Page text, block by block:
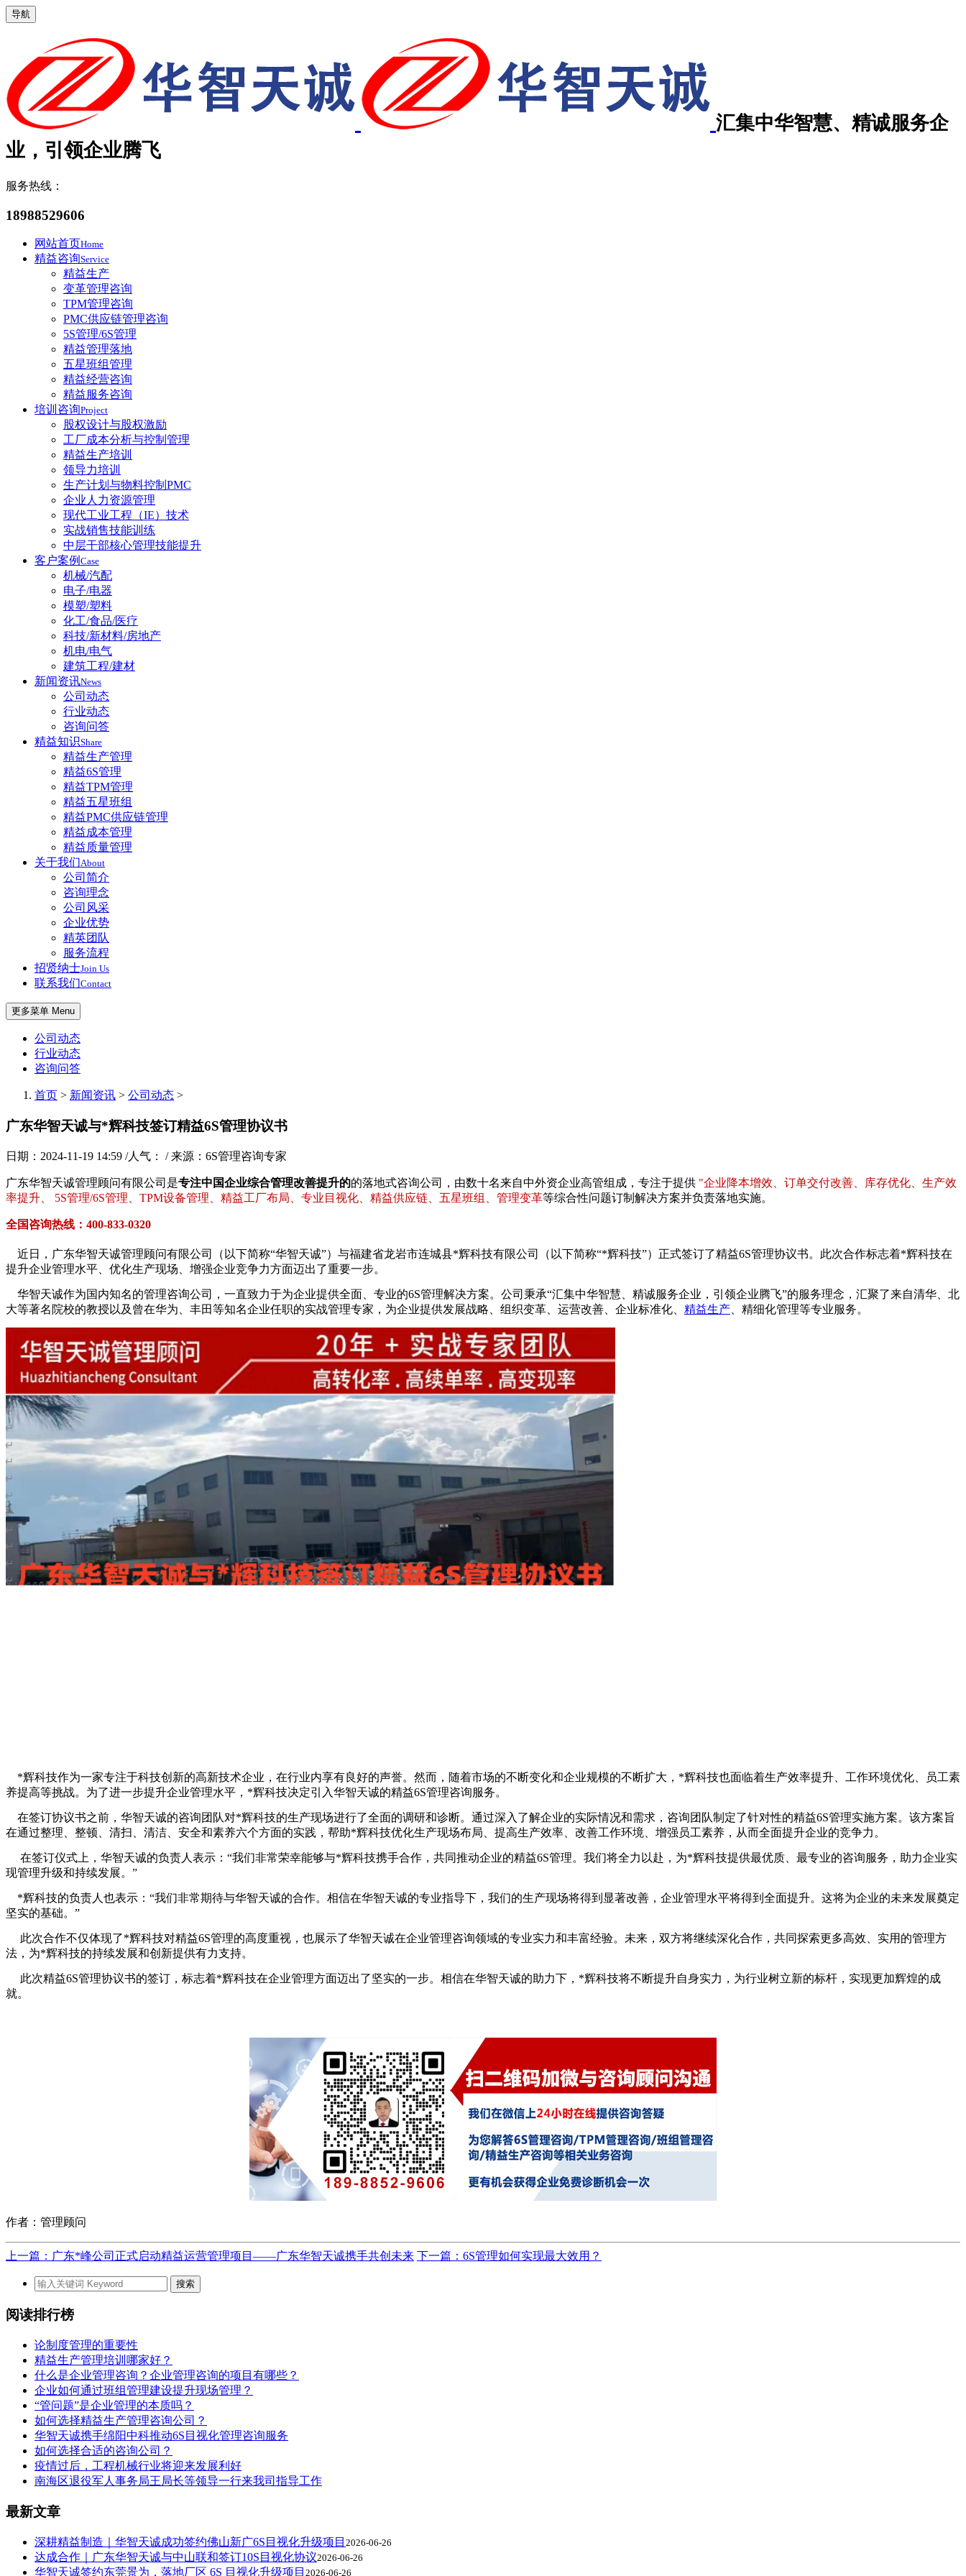
导航
汇集中华智慧、精诚服务企
业，引领企业腾飞
服务热线：
18988529606
网站首页Home
精益咨询Service
精益生产
变革管理咨询
TPM管理咨询
PMC供应链管理咨询
5S管理/6S管理
精益管理落地
五星班组管理
精益经营咨询
精益服务咨询
培训咨询Project
股权设计与股权激励
工厂成本分析与控制管理
精益生产培训
领导力培训
生产计划与物料控制PMC
企业人力资源管理
现代工业工程（IE）技术
实战销售技能训练
中层干部核心管理技能提升
客户案例 Case
机械/汽配
电子/电器
模塑/塑料
化工/食品/医疗
科技/新材料/房地产
机电/电气
建筑工程/建材
新闻资讯News
公司动态
行业动态
咨询问答
精益知识Share
精益生产管理
精益6S管理
精益TPM管理
精益五星班组
精益PMC供应链管理
精益成本管理
精益质量管理
关于我们About
公司简介
咨询理念
公司风采
企业优势
精英团队
服务流程
招贤纳士Join Us
联系我们Contact
更多菜单 Menu
公司动态
行业动态
咨询问答
首页 > 新闻资讯 > 公司动态 >
广东华智天诚与*辉科技签订精益6S管理协议书
日期：2024-11-19 14:59 /人气： / 来源：6S管理咨询专家
广东华智天诚管理顾问有限公司是专注中国企业综合管理改善提升的的落地式咨询公司，由数十名来自中外资企业高管组成，专注于提供 "企业降本增效、订单交付改善、库存优化、生产效
率提升、 5S管理/6S管理、TPM设备管理、精益工厂布局、专业目视化、精益供应链、五星班组、管理变革等综合性问题订制解决方案并负责落地实施。
全国咨询热线：400-833-0320
近日，广东华智天诚管理顾问有限公司（以下简称“华智天诚”）与福建省龙岩市连城县*辉科技有限公司（以下简称“*辉科技”）正式签订了精益6S管理协议书。此次合作标志着*辉科技在
提升企业管理水平、优化生产现场、增强企业竞争力方面迈出了重要一步。
华智天诚作为国内知名的管理咨询公司，一直致力于为企业提供全面、专业的6S管理解决方案。公司秉承“汇集中华智慧、精诚服务企业，引领企业腾飞”的服务理念，汇聚了来自清华、北
大等著名院校的教授以及曾在华为、丰田等知名企业任职的实战管理专家，为企业提供发展战略、组织变革、运营改善、企业标准化、 精益生产 、精细化管理等专业服务。
*辉科技作为一家专注于科技创新的高新技术企业，在行业内享有良好的声誉。然而，随着市场的不断变化和企业规模的不断扩大，*辉科技也面临着生产效率提升、工作环境优化、员工素
养提高等挑战。为了进一步提升企业管理水平，*辉科技决定引入华智天诚的精益6S管理咨询服务。
在签订协议书之前，华智天诚的咨询团队对*辉科技的生产现场进行了全面的调研和诊断。通过深入了解企业的实际情况和需求，咨询团队制定了针对性的精益6S管理实施方案。该方案旨
在通过整理、整顿、清扫、清洁、安全和素养六个方面的实践，帮助*辉科技优化生产现场布局、提高生产效率、改善工作环境、增强员工素养，从而全面提升企业的竞争力。
在签订仪式上，华智天诚的负责人表示：“我们非常荣幸能够与*辉科技携手合作，共同推动企业的精益6S管理。我们将全力以赴，为*辉科技提供最优质、最专业的咨询服务，助力企业实
现管理升级和持续发展。”
*辉科技的负责人也表示：“我们非常期待与华智天诚的合作。相信在华智天诚的专业指导下，我们的生产现场将得到显著改善，企业管理水平将得到全面提升。这将为企业的未来发展奠定
坚实的基础。”
此次合作不仅体现了*辉科技对精益6S管理的高度重视，也展示了华智天诚在企业管理咨询领域的专业实力和丰富经验。未来，双方将继续深化合作，共同探索更多高效、实用的管理方
法，为*辉科技的持续发展和创新提供有力支持。
此次精益6S管理协议书的签订，标志着*辉科技在企业管理方面迈出了坚实的一步。相信在华智天诚的助力下，*辉科技将不断提升自身实力，为行业树立新的标杆，实现更加辉煌的成
就。
作者：管理顾问
上一篇：广东*峰公司正式启动精益运营管理项目——广东华智天诚携手共创未来 下一篇：6S管理如何实现最大效用？
阅读排行榜
论制度管理的重要性
精益生产管理培训哪家好？
什么是企业管理咨询？企业管理咨询的项目有哪些？
企业如何通过班组管理建设提升现场管理？
“管问题”是企业管理的本质吗？
如何选择精益生产管理咨询公司？
华智天诚携手绵阳中科推动6S目视化管理咨询服务
如何选择合适的咨询公司？
疫情过后，工程机械行业将迎来发展利好
南海区退役军人事务局王局长等领导一行来我司指导工作
最新文章
深耕精益制造｜华智天诚成功签约佛山新广6S目视化升级项目 2026-06-26
达成合作｜广东华智天诚与中山联和签订10S目视化协议2026-06-26
华智天诚签约东莞景为，落地厂区 6S 目视化升级项目 2026-06-26